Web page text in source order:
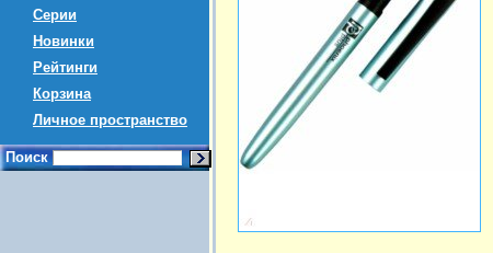
Серии
Новинки
Рейтинги
Корзина
Личное пространство
Поиск